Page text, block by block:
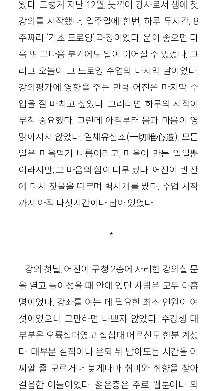
왔다. 그렇게 지난 12월, 늦깎이 강사로서 생애 첫
강의를 시작했다. 일주일에 한번, 하루 두시간, 8
주짜리 ‘기초 드로잉’ 과정이었다. 운이 좋으면 다
음 또 그다음 분기에도 일이 이어질 수 있었다. 그
리고 오늘이 그 드로잉 수업의 마지막 날이었다.
강의평가에 영향을 주는 만큼 어진은 마지막 수
업을 잘 마치고 싶었다. 그러려면 하루의 시작이
무척 중요했다. 그런데 아침부터 몸과 마음이 영
맑아지지 않았다. 일체유심조(一切唯心造). 모든
일은 마음먹기 나름이라고, 마음이 만든 일일뿐
이라지만, 그 마음의 힘이 너무 셌다. 어진이 빈 잔
에 다시 찻물을 따르며 벽시계를 봤다. 수업 시작
까지 아직 다섯시간이나 남아 있었다.
*
강의 첫날, 어진이 구청 2층에 자리한 강의실 문
을 열고 들어섰을 때 안에 있던 사람은 모두 아홉
명이었다. 강좌를 여는 데 필요한 최소 인원이 여
섯이었으니 그만하면 나쁘지 않았다. 수강생 대
부분은 오륙십대였고 칠십대 어르신도 한분 계셨
다. 대부분 실직이나 은퇴 뒤 남아도는 시간을 어
찌할 줄 모르거나 늦게나마 취미와 취향을 찾아
걸음한 이들이었다. 젊은층은 주로 웹툰이나 외